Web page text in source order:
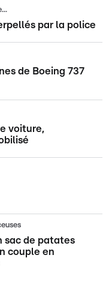
par la police
de Boeing 737
voiture,
sac de patates
couple en